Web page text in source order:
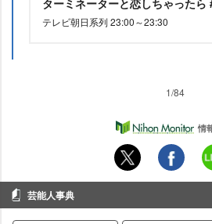
ターミネーターと恋しちゃったら
テレビ朝日系列 23:00～23:30
1/84
情
芸能人事典